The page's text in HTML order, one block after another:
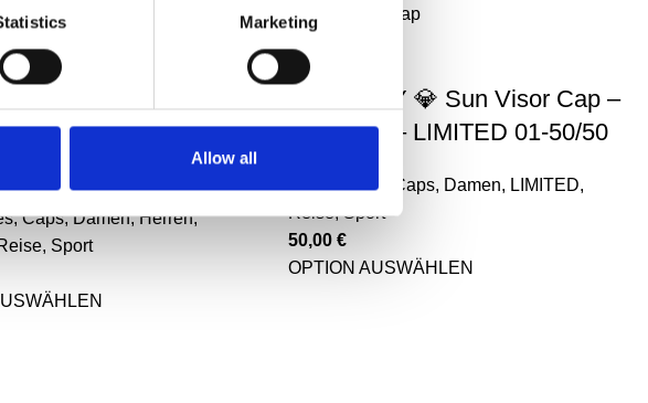
Marketing
Allow all
– green –
01-50/50
,Caps,Damen,Herren,
, Sport
CASCARY 💎 Sun Visor Cap –
dark blue – LIMITED 01-50/50
Accessoires Caps, Damen, LIMITED,
Reise,Sport
50,00 €
OPTION AUSWÄHLEN